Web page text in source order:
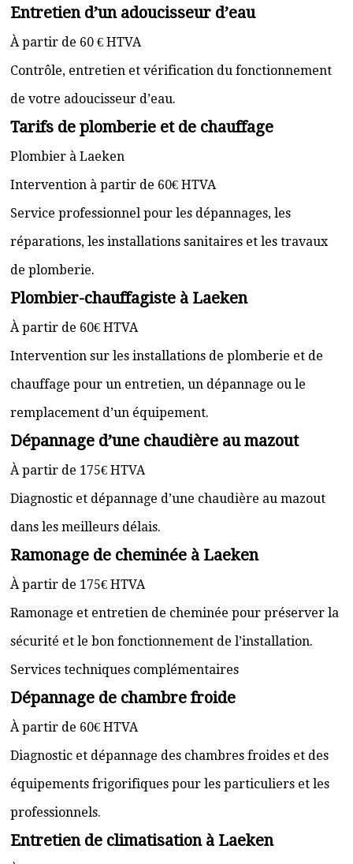
Entretien d’un adoucisseur d’eau
À partir de 60 € HTVA
Contrôle, entretien et vérification du fonctionnement
de votre adoucisseur d’eau.
Tarifs de plomberie et de chauffage
Plombier à Laeken
Intervention à partir de 60€ HTVA
Service professionnel pour les dépannages, les
réparations, les installations sanitaires et les travaux
de plomberie.
Plombier-chauffagiste à Laeken
À partir de 60€ HTVA
Intervention sur les installations de plomberie et de
chauffage pour un entretien, un dépannage ou le
remplacement d’un équipement.
Dépannage d’une chaudière au mazout
À partir de 175€ HTVA
Diagnostic et dépannage d’une chaudière au mazout
dans les meilleurs délais.
Ramonage de cheminée à Laeken
À partir de 175€ HTVA
Ramonage et entretien de cheminée pour préserver la
sécurité et le bon fonctionnement de l’installation.
Services techniques complémentaires
Dépannage de chambre froide
À partir de 60€ HTVA
Diagnostic et dépannage des chambres froides et des
équipements frigorifiques pour les particuliers et les
professionnels.
Entretien de climatisation à Laeken